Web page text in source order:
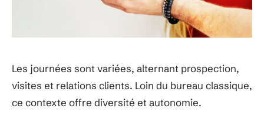
Les journées sont variées, alternant prospection,
visites et relations clients. Loin du bureau classique,
ce contexte offre diversité et autonomie.